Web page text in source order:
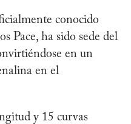
conocido
Pace, ha sido sede del
en un
en el
y 15 curvas